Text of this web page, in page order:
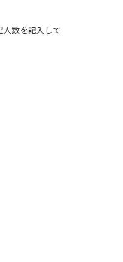
人数を記入して